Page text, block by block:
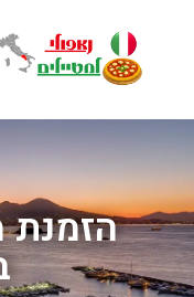
הזמנת